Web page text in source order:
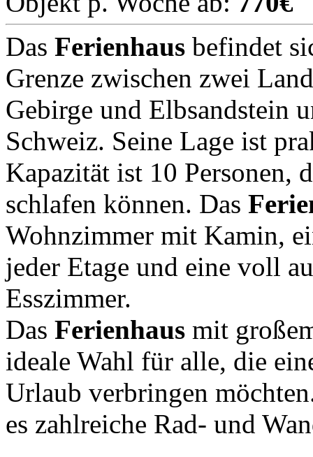
Das Ferienhaus befindet
Grenze zwischen zwei
Gebirge und Elbsandstein
Schweiz. Seine Lage ist
Kapazität ist 10 Personen,
schlafen können. Das
Wohnzimmer mit Kamin,
jeder Etage und eine voll
Esszimmer.
Das Ferienhaus mit
ideale Wahl für alle, die
Urlaub verbringen
es zahlreiche Rad- und